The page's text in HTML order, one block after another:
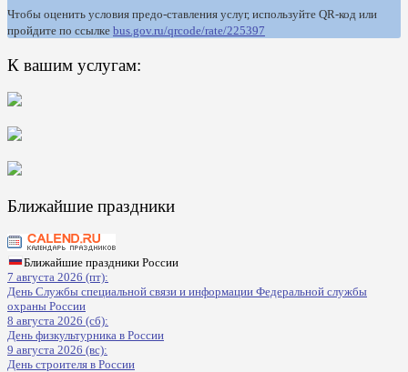
Чтобы оценить условия предо-ставления услуг, используйте QR-код или
пройдите по ссылке bus.gov.ru/qrcode/rate/225397
К вашим услугам:
Ближайшие праздники
Ближайшие праздники России
7 августа 2026 (пт):
День Службы специальной связи и информации Федеральной службы
охраны России
8 августа 2026 (сб):
День физкультурника в России
9 августа 2026 (вс):
День строителя в России